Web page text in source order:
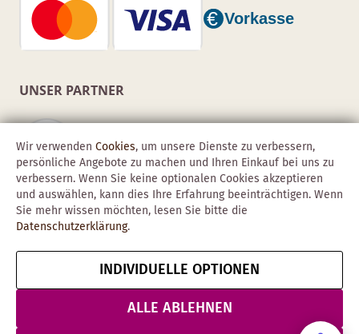
UNSER PARTNER
Copyright © 2026 Obadis GmbH
ImpressumAGBDatenschutz
& Sicherheit
Vertrag widerrufen
Wir verwenden Cookies, um unsere Dienste zu verbessern,
persönliche Angebote zu machen und Ihren Einkauf bei uns zu
verbessern. Wenn Sie keine optionalen Cookies akzeptieren
und auswählen, kann dies Ihre Erfahrung beeinträchtigen. Wenn
Sie mehr wissen möchten, lesen Sie bitte die
Datenschutzerklärung.
INDIVIDUELLE OPTIONEN
ALLE ABLEHNEN